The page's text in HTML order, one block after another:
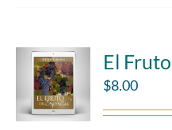
El
$8.00